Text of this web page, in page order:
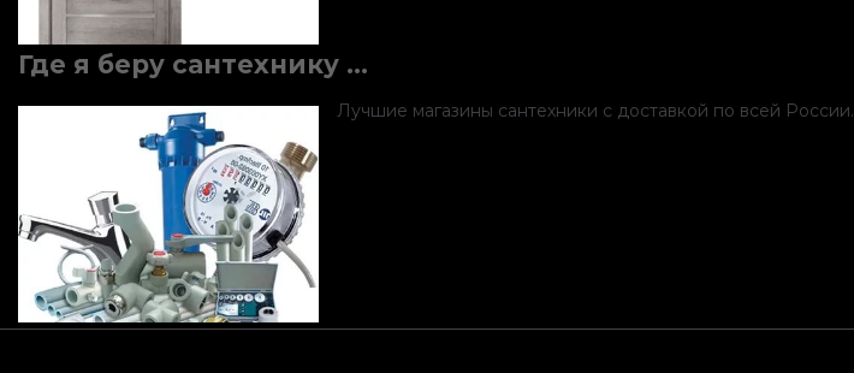
Где я беру сантехнику …
Лучшие магазины сантехники с доставкой по всей России.